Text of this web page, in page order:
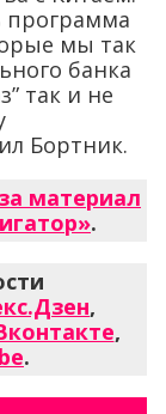
программа
мы так
банка
так и не
Бортник.
материал
.
,
,
.